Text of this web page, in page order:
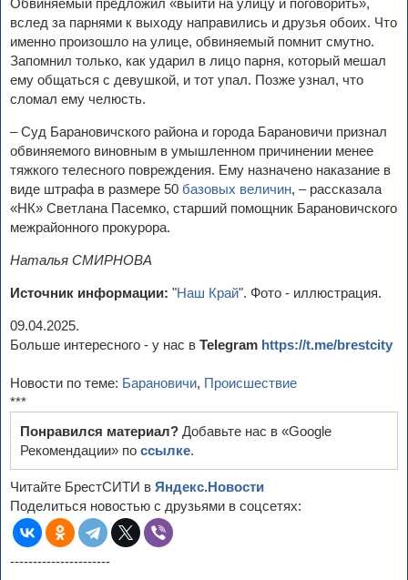
Обвиняемый предложил «выйти на улицу и поговорить»,
вслед за парнями к выходу направились и друзья обоих. Что
именно произошло на улице, обвиняемый помнит смутно.
Запомнил только, как ударил в лицо парня, который мешал
ему общаться с девушкой, и тот упал. Позже узнал, что
сломал ему челюсть.
– Суд Барановичского района и города Барановичи признал
обвиняемого виновным в умышленном причинении менее
тяжкого телесного повреждения. Ему назначено наказание в
виде штрафа в размере 50 базовых величин, – рассказала
«НК» Светлана Пасемко, старший помощник Барановичского
межрайонного прокурора.
Наталья СМИРНОВА
Источник информации: "Наш Край". Фото - иллюстрация.
09.04.2025.
Больше интересного - у нас в Telegram https://t.me/brestcity
Новости по теме: Барановичи, Происшествие
***
Понравился материал? Добавьте нас в «Google
Рекомендации» по ссылке.
Читайте БрестСИТИ в Яндекс.Новости
Поделиться новостью с друзьями в соцсетях:
----------------------